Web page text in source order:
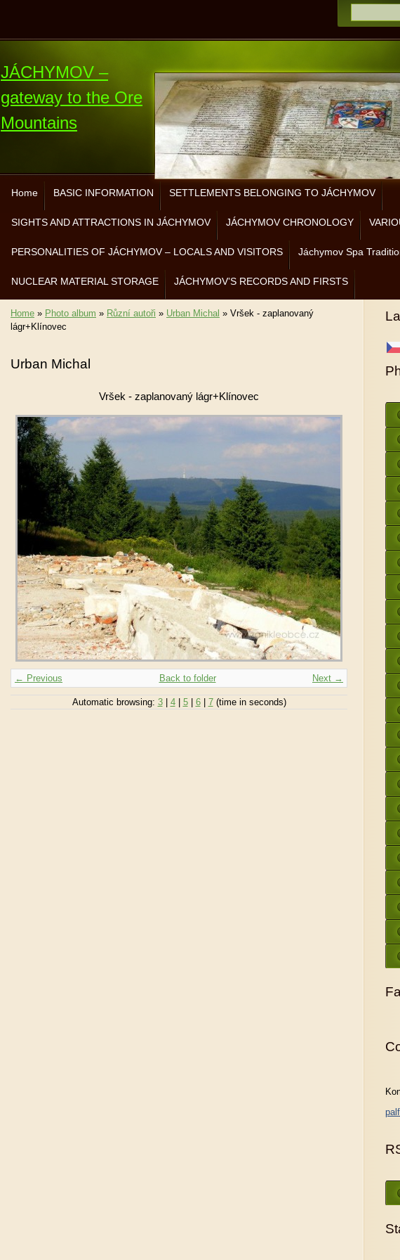
JÁCHYMOV –
gateway to the Ore
Mountains
Home BASIC INFORMATION SETTLEMENTS BELONGING TO JÁCHYMOV
SIGHTS AND ATTRACTIONS IN JÁCHYMOV JÁCHYMOV CHRONOLOGY
PERSONALITIES OF JÁCHYMOV – LOCALS AND VISITORS Jáchymov Spa
NUCLEAR MATERIAL STORAGE JÁCHYMOV’S RECORDS AND FIRSTS
Home » Photo album » Různí autoři » Urban Michal » Vršek - zaplanovaný
lágr+Klínovec
Urban Michal
Vršek - zaplanovaný lágr+Klínovec
← Previous Next →
Back to folder
Automatic browsing: 3| 4| 5| 6| 7(time in seconds)